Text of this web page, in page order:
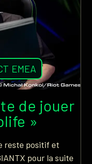
EMEA
de jouer
»
reste positif et
pour la suite